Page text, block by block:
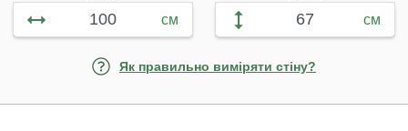
см см
Як правильно виміряти стіну?